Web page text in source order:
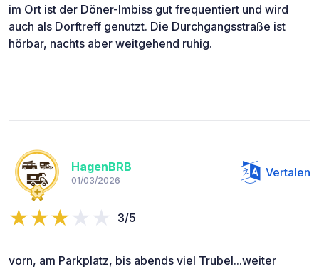
im Ort ist der Döner-Imbiss gut frequentiert und wird
auch als Dorftreff genutzt. Die Durchgangsstraße ist
hörbar, nachts aber weitgehend ruhig.
HagenBRB
01/03/2026
Vertalen
3/5
vorn, am Parkplatz, bis abends viel Trubel...weiter